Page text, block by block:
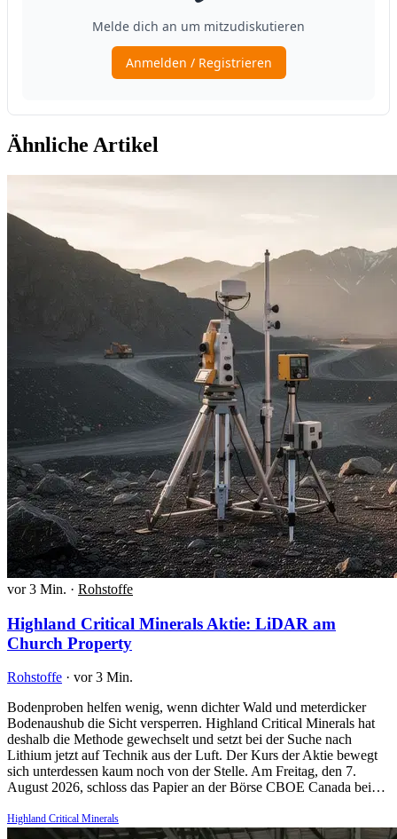
Ähnliche Artikel
vor 3 Min. · Rohstoffe
Highland Critical Minerals Aktie: LiDAR am
Church Property
Rohstoffe · vor 3 Min.
Bodenproben helfen wenig, wenn dichter Wald und meterdicker
Bodenaushub die Sicht versperren. Highland Critical Minerals hat
deshalb die Methode gewechselt und setzt bei der Suche nach
Lithium jetzt auf Technik aus der Luft. Der Kurs der Aktie bewegt
sich unterdessen kaum noch von der Stelle. Am Freitag, den 7.
August 2026, schloss das Papier an der Börse CBOE Canada bei…
Highland Critical Minerals